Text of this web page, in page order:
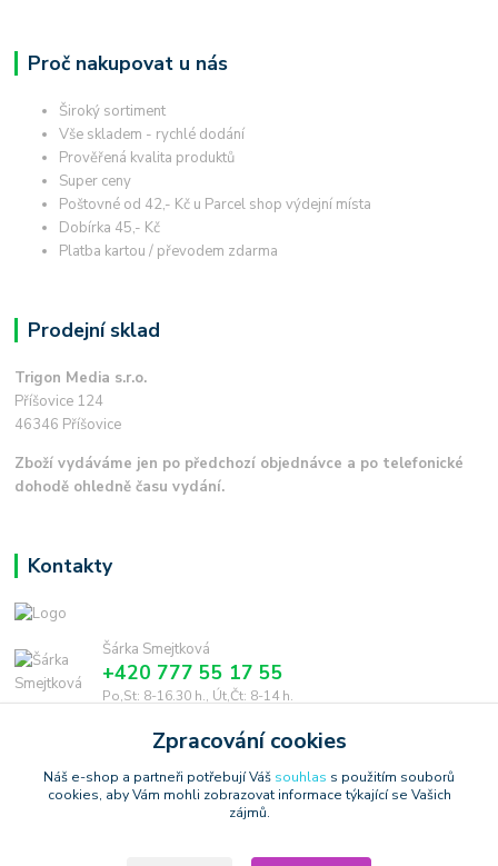
Proč nakupovat u nás
Široký sortiment
Vše skladem - rychlé dodání
Prověřená kvalita produktů
Super ceny
Poštovné od 42,- Kč u Parcel shop výdejní místa
Dobírka 45,- Kč
Platba kartou / převodem zdarma
Prodejní sklad
Trigon Media s.r.o.
Příšovice 124
46346 Příšovice
Zboží vydáváme jen po předchozí objednávce a po telefonické
dohodě ohledně času vydání.
Kontakty
Šárka Smejtková
+420 777 55 17 55
Po,St: 8-16.30 h., Út,Čt: 8-14 h.
smejtkova@trigonmedia.czZpracování cookies
Náš e-shop a partneři potřebují Váš souhlas s použitím souborů
cookies, aby Vám mohli zobrazovat informace týkající se Vašich
zájmů.